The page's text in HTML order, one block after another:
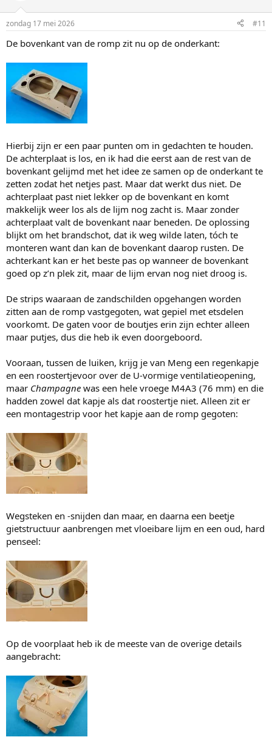
n
e
zondag 17 mei 2026 #11
De bovenkant van de romp zit nu op de onderkant:
Hierbij zijn er een paar punten om in gedachten te houden.
De achterplaat is los, en ik had die eerst aan de rest van de
bovenkant gelijmd met het idee ze samen op de onderkant te
zetten zodat het netjes past. Maar dat werkt dus niet. De
achterplaat past niet lekker op de bovenkant en komt
makkelijk weer los als de lijm nog zacht is. Maar zonder
achterplaat valt de bovenkant naar beneden. De oplossing
blijkt om het brandschot, dat ik weg wilde laten, tóch te
monteren want dan kan de bovenkant daarop rusten. De
achterkant kan er het beste pas op wanneer de bovenkant
goed op z’n plek zit, maar de lijm ervan nog niet droog is.
De strips waaraan de zandschilden opgehangen worden
zitten aan de romp vastgegoten, wat gepiel met etsdelen
voorkomt. De gaten voor de boutjes erin zijn echter alleen
maar putjes, dus die heb ik even doorgeboord.
Vooraan, tussen de luiken, krijg je van Meng een regenkapje
en een roostertjevoor over de U-vormige ventilatieopening,
maar Champagne was een hele vroege M4A3 (76 mm) en die
hadden zowel dat kapje als dat roostertje niet. Alleen zit er
een montagestrip voor het kapje aan de romp gegoten:
Wegsteken en -snijden dan maar, en daarna een beetje
gietstructuur aanbrengen met vloeibare lijm en een oud, hard
penseel:
Op de voorplaat heb ik de meeste van de overige details
aangebracht: